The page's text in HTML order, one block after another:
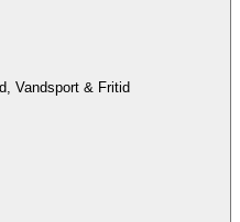
Vandsport & Fritid